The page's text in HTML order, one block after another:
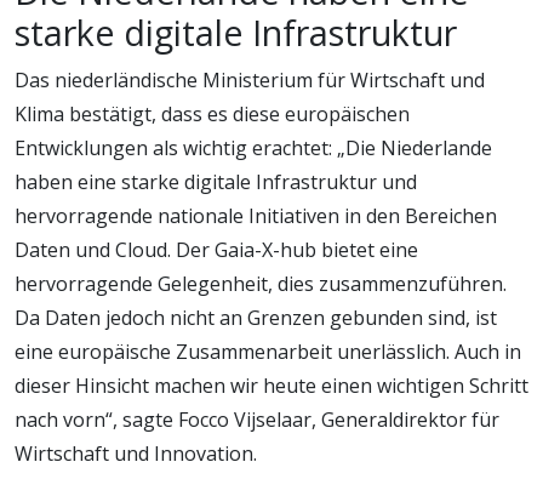
starke digitale Infrastruktur
Das niederländische Ministerium für Wirtschaft und
Klima bestätigt, dass es diese europäischen
Entwicklungen als wichtig erachtet: „Die Niederlande
haben eine starke digitale Infrastruktur und
hervorragende nationale Initiativen in den Bereichen
Daten und Cloud. Der Gaia-X-hub bietet eine
hervorragende Gelegenheit, dies zusammenzuführen.
Da Daten jedoch nicht an Grenzen gebunden sind, ist
eine europäische Zusammenarbeit unerlässlich. Auch in
dieser Hinsicht machen wir heute einen wichtigen Schritt
nach vorn“, sagte Focco Vijselaar, Generaldirektor für
Wirtschaft und Innovation.